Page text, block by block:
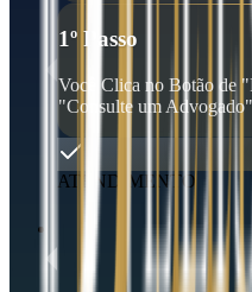
1º Passo
Você Clica no Botão de
"Consulte um
ATENDIMENTO